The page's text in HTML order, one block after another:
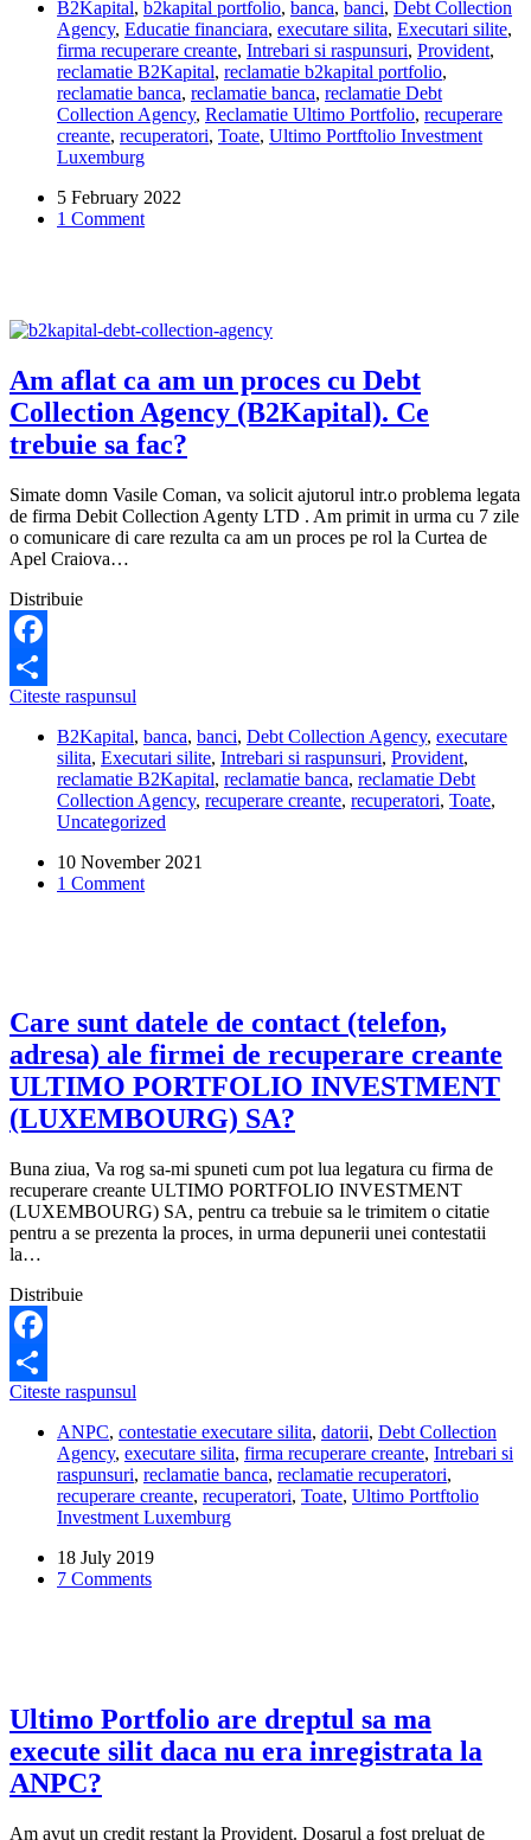
legatura
cu
Ultimo
Portofolio,
pentru
plata
datoriei?
B2Kapital, b2kapital portfolio, banca, banci, Debt Collection
Agency, Educatie financiara, executare silita, Executari silite,
firma recuperare creante, Intrebari si raspunsuri, Provident,
reclamatie B2Kapital, reclamatie b2kapital portfolio,
reclamatie banca, reclamatie banca, reclamatie Debt
Collection Agency, Reclamatie Ultimo Portfolio, recuperare
creante, recuperatori, Toate, Ultimo Portftolio Investment
Luxemburg
5 February 2022
1 Comment
Am aflat ca am un proces cu Debt
Collection Agency (B2Kapital). Ce
trebuie sa fac?
Simate domn Vasile Coman, va solicit ajutorul intr.o problema legata
de firma Debit Collection Agenty LTD . Am primit in urma cu 7 zile
o comunicare di care rezulta ca am un proces pe rol la Curtea de
Apel Craiova…
Distribuie
Facebook
Share
Citeste raspunsul
ca
am
un
proces
cu
Collection
Agency
B2Kapital, banca, banci, Debt Collection Agency, executare
silita, Executari silite, Intrebari si raspunsuri, Provident,
reclamatie B2Kapital, reclamatie banca, reclamatie Debt
Collection Agency, recuperare creante, recuperatori, Toate,
Uncategorized
10 November 2021
1 Comment
Care sunt datele de contact (telefon,
adresa) ale firmei de recuperare creante
ULTIMO PORTFOLIO INVESTMENT
(LUXEMBOURG) SA?
Buna ziua, Va rog sa-mi spuneti cum pot lua legatura cu firma de
recuperare creante ULTIMO PORTFOLIO INVESTMENT
(LUXEMBOURG) SA, pentru ca trebuie sa le trimitem o citatie
pentru a se prezenta la proces, in urma depunerii unei contestatii
la…
Distribuie
Facebook
Share
Citeste raspunsul
datele
de
contact
(telefon,
adresa)
firmei
de
(LUXEMBOURG)
SA?
ANPC, contestatie executare silita, datorii, Debt Collection
Agency, executare silita, firma recuperare creante, Intrebari si
raspunsuri, reclamatie banca, reclamatie recuperatori,
recuperare creante, recuperatori, Toate, Ultimo Portftolio
Investment Luxemburg
18 July 2019
7 Comments
Ultimo Portfolio are dreptul sa ma
execute silit daca nu era inregistrata la
ANPC?
Am avut un credit restant la Provident. Dosarul a fost preluat de